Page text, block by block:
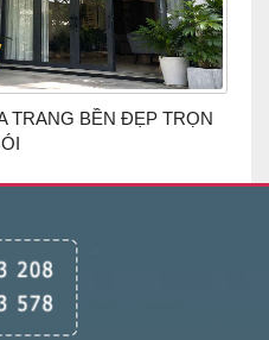
TRANG BỀN ĐẸP TRỌN